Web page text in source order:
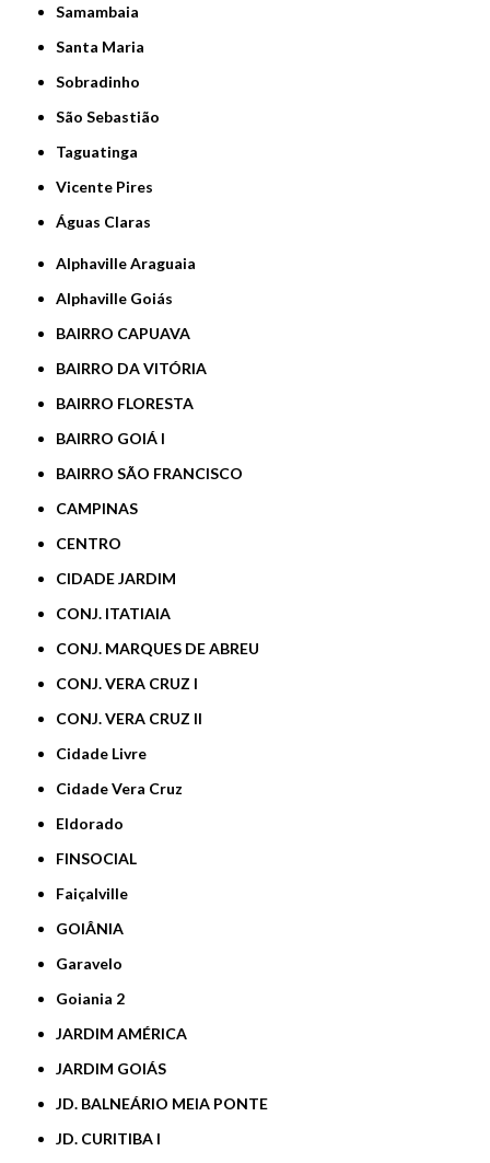
Samambaia
Santa Maria
Sobradinho
São Sebastião
Taguatinga
Vicente Pires
Águas Claras
Alphaville Araguaia
Alphaville Goiás
BAIRRO CAPUAVA
BAIRRO DA VITÓRIA
BAIRRO FLORESTA
BAIRRO GOIÁ I
BAIRRO SÃO FRANCISCO
CAMPINAS
CENTRO
CIDADE JARDIM
CONJ. ITATIAIA
CONJ. MARQUES DE ABREU
CONJ. VERA CRUZ I
CONJ. VERA CRUZ II
Cidade Livre
Cidade Vera Cruz
Eldorado
FINSOCIAL
Faiçalville
GOIÂNIA
Garavelo
Goiania 2
JARDIM AMÉRICA
JARDIM GOIÁS
JD. BALNEÁRIO MEIA PONTE
JD. CURITIBA I